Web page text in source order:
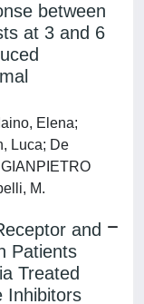
between
at 3 and 6
Elena;
Luca; De
M.
and
Patients
Treated
Inhibitors